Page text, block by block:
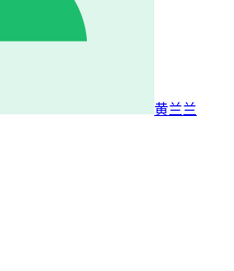
黄兰兰